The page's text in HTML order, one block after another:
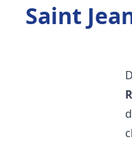
Saint